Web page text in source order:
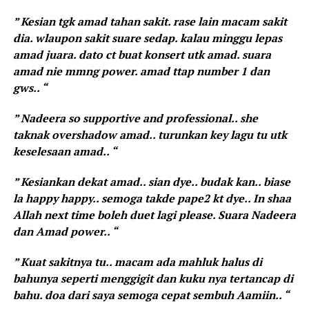
” Kesian tgk amad tahan sakit. rase lain macam sakit
dia. wlaupon sakit suare sedap. kalau minggu lepas
amad juara. dato ct buat konsert utk amad. suara
amad nie mmng power. amad ttap number 1 dan
gws.. “
” Nadeera so supportive and professional.. she
taknak overshadow amad.. turunkan key lagu tu utk
keselesaan amad.. “
” Kesiankan dekat amad.. sian dye.. budak kan.. biase
la happy happy.. semoga takde pape2 kt dye.. In shaa
Allah next time boleh duet lagi please. Suara Nadeera
dan Amad power.. “
” Kuat sakitnya tu.. macam ada mahluk halus di
bahunya seperti menggigit dan kuku nya tertancap di
bahu. doa dari saya semoga cepat sembuh Aamiin.. “